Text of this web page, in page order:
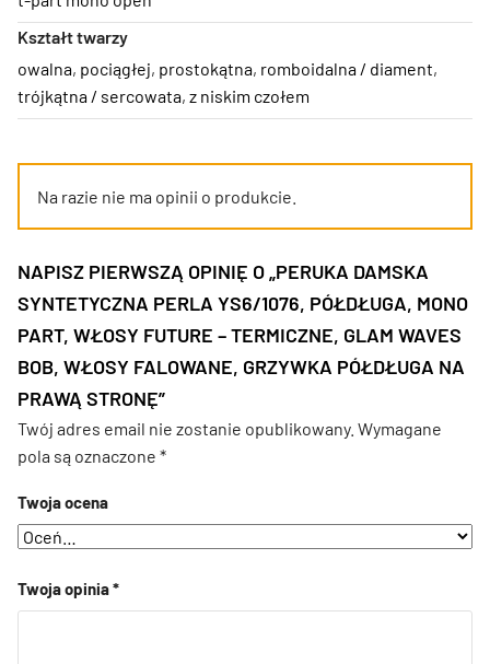
Kształt twarzy
owalna, pociągłej, prostokątna, romboidalna / diament,
trójkątna / sercowata, z niskim czołem
Na razie nie ma opinii o produkcie.
NAPISZ PIERWSZĄ OPINIĘ O „PERUKA DAMSKA
SYNTETYCZNA PERLA YS6/1076, PÓŁDŁUGA, MONO
PART, WŁOSY FUTURE – TERMICZNE, GLAM WAVES
BOB, WŁOSY FALOWANE, GRZYWKA PÓŁDŁUGA NA
PRAWĄ STRONĘ”
Twój adres email nie zostanie opublikowany. Wymagane
pola są oznaczone *
Twoja ocena
Twoja opinia*